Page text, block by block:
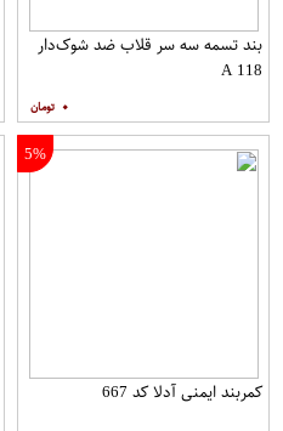
بند تسمه سه سر قلاب ضد شوک‌دار
A 118
۰
5%
کمربند ایمنی آدلا کد 667